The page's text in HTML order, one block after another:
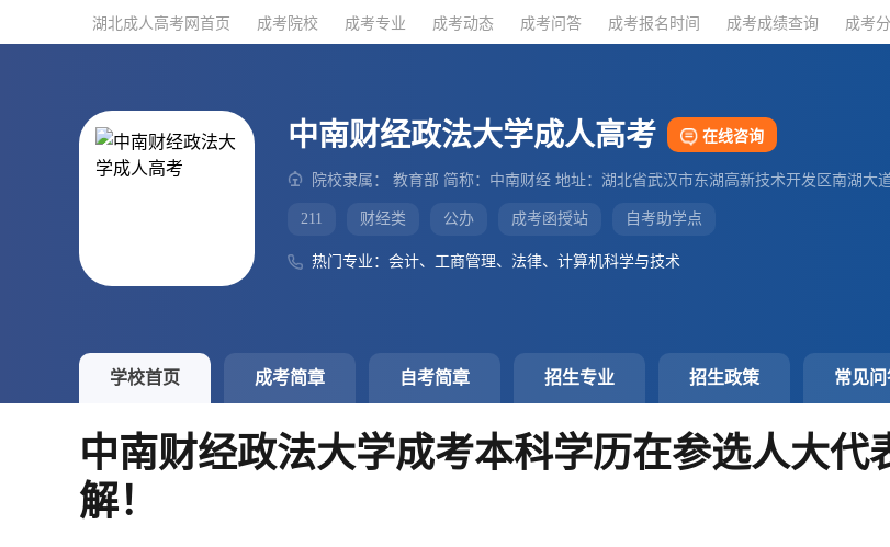
湖北成人高考网首页 成考院校 成考专业 成考动态 成考问答 成考报名时间 成考成绩查询 成考
中南财经政法大学成人高考 在线咨询
院校隶属： 教育部 简称：中南财经 地址：湖北省武汉市东湖高新技术开发区南湖大
211 财经类 公办 成考函授站 自考助学点
热门专业：会计、工商管理、法律、计算机科学与技术
学校首页 成考简章 自考简章 招生专业 招生政策 常见
中南财经政法大学成考本科学历在参选人大代
解！
湖北成人高考网首页 成考院校 成考专业 成考动态 成考问答 成考报名时间 成考成绩查询 成考